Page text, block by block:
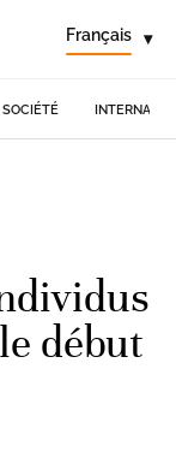
Français ▾
SOCIÉTÉ
début